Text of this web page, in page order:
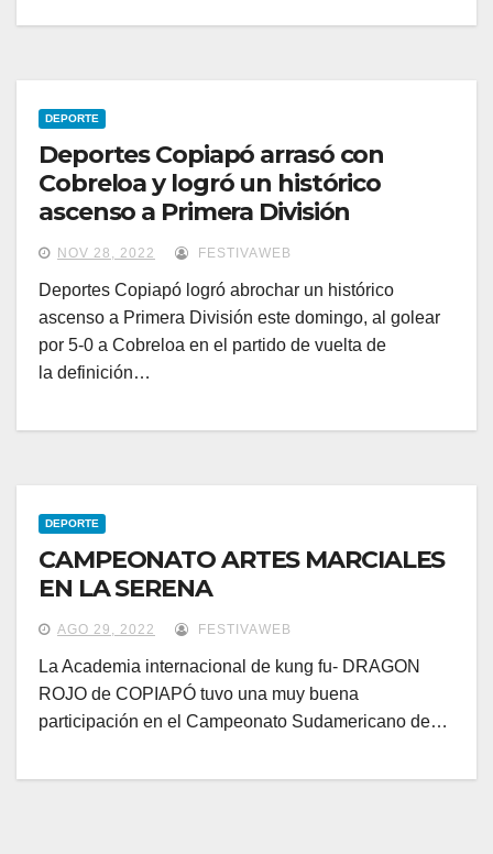
DEPORTE
Deportes Copiapó arrasó con
Cobreloa y logró un histórico
ascenso a Primera División
NOV 28, 2022 FESTIVAWEB
Deportes Copiapó logró abrochar un histórico
ascenso a Primera División este domingo, al golear
por 5-0 a Cobreloa en el partido de vuelta de
la definición…
DEPORTE
CAMPEONATO ARTES MARCIALES
EN LA SERENA
AGO 29, 2022 FESTIVAWEB
La Academia internacional de kung fu- DRAGON
ROJO de COPIAPÓ tuvo una muy buena
participación en el Campeonato Sudamericano de…